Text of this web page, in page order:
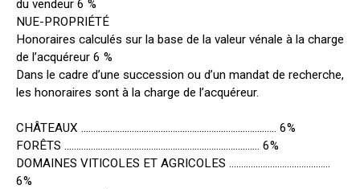
du vendeur 6 %
NUE-PROPRIÉTÉ
Honoraires calculés sur la base de la valeur vénale à la charge
de l’acquéreur 6 %
Dans le cadre d’une succession ou d’un mandat de recherche,
les honoraires sont à la charge de l’acquéreur.
CHÂTEAUX ……………………………………………………………………… 6%
FORÊTS ……………………………………………………………………… 6%
DOMAINES VITICOLES ET AGRICOLES ……………………………………
6%